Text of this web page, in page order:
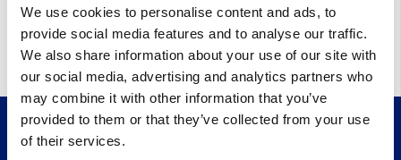
We use cookies to personalise content and ads, to
provide social media features and to analyse our traffic.
We also share information about your use of our site with
our social media, advertising and analytics partners who
may combine it with other information that you’ve
provided to them or that they’ve collected from your use
of their services.
Wissen